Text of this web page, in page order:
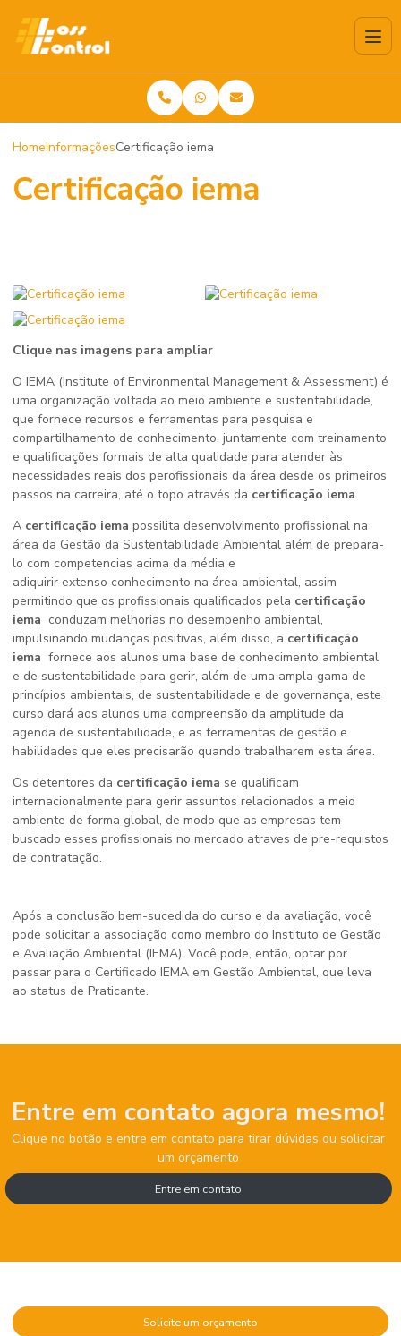
HomeInformaçõesCertificação iema
Certificação iema
Clique nas imagens para ampliar
O IEMA (Institute of Environmental Management & Assessment) é
uma organização voltada ao meio ambiente e sustentabilidade,
que fornece recursos e ferramentas para pesquisa e
compartilhamento de conhecimento, juntamente com treinamento
e qualificações formais de alta qualidade para atender às
necessidades reais dos perofissionais da área desde os primeiros
passos na carreira, até o topo através da certificação iema.
A certificação iema possilita desenvolvimento profissional na
área da Gestão da Sustentabilidade Ambiental além de prepara-
lo com competencias acima da média e
adiquirir extenso conhecimento na área ambiental, assim
permitindo que os profissionais qualificados pela certificação
iema conduzam melhorias no desempenho ambiental,
impulsinando mudanças positivas, além disso, a certificação
iema fornece aos alunos uma base de conhecimento ambiental
e de sustentabilidade para gerir, além de uma ampla gama de
princípios ambientais, de sustentabilidade e de governança, este
curso dará aos alunos uma compreensão da amplitude da
agenda de sustentabilidade, e as ferramentas de gestão e
habilidades que eles precisarão quando trabalharem esta área.
Os detentores da certificação iema se qualificam
internacionalmente para gerir assuntos relacionados a meio
ambiente de forma global, de modo que as empresas tem
buscado esses profissionais no mercado atraves de pre-requistos
de contratação.
Após a conclusão bem-sucedida do curso e da avaliação, você
pode solicitar a associação como membro do Instituto de Gestão
e Avaliação Ambiental (IEMA). Você pode, então, optar por
passar para o Certificado IEMA em Gestão Ambiental, que leva
ao status de Praticante.
Entre em contato agora mesmo!
Clique no botão e entre em contato para tirar dúvidas ou solicitar
um orçamento
Entre em contato
Solicite um orçamento